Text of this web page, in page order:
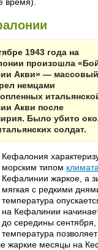
1943 года на
произошла
Акви» — массовый
немцами
Акви после
Было убито
солдат.
Кефалония
морским типом климата
Кефалинии жаркое, а
мягкая с редкими
температура
на Кефалинии
до середины
температура
жаркие месяцы на